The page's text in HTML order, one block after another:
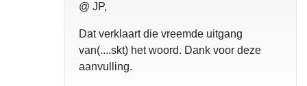
@ JP,
Dat verklaart die vreemde uitgang
van(....skt) het woord. Dank voor deze
aanvulling.